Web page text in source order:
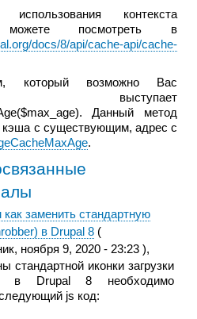
контекста
посмотреть в
docs/8/api/cache-api/cache-
который возможно Вас
выступает
Данный метод
кэша с существующим, адрес с
.
заменить стандартную
в Drupal 8 (
ноября 9, 2020 - 23:23 ),
стандартной иконки загрузки
в Drupal 8 необходимо
js код: